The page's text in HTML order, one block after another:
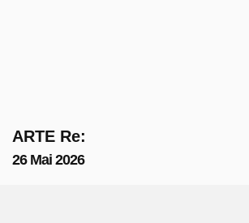
ARTE Re:
26 Mai 2026